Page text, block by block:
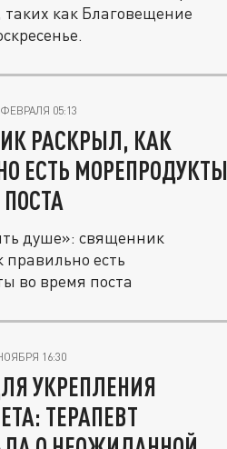
как Благовещение
ФЕВРАЛЯ 05:13
РАСКРЫЛ, КАК
ЕСТЬ МОРЕПРОДУКТЫ
душе»: священник
правильно есть
во время поста
16:30
УКРЕПЛЕНИЯ
ТЕРАПЕВТ